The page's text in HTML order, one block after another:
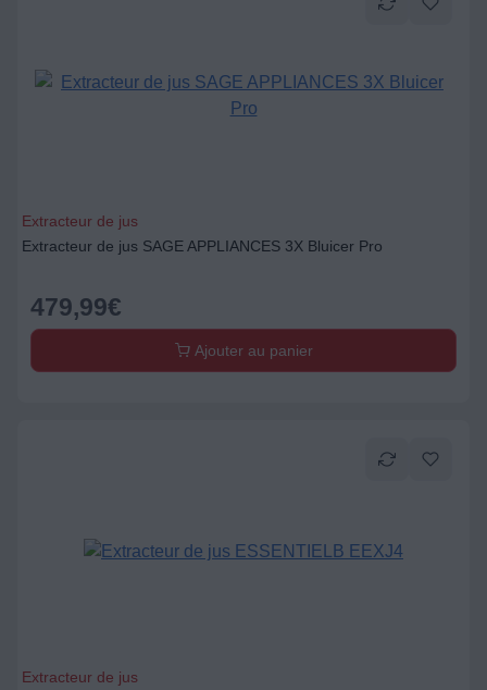
Extracteur de jus
Extracteur de jus SAGE APPLIANCES 3X Bluicer Pro
479,99€
Ajouter au panier
Extracteur de jus